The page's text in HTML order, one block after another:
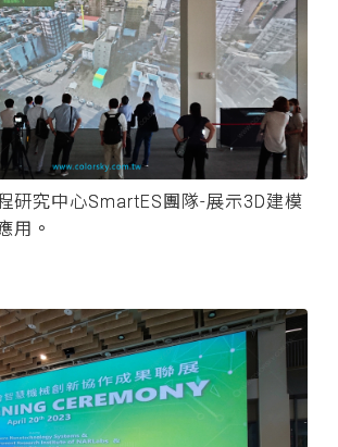
研究中心SmartES團隊-展示3D建模
用。